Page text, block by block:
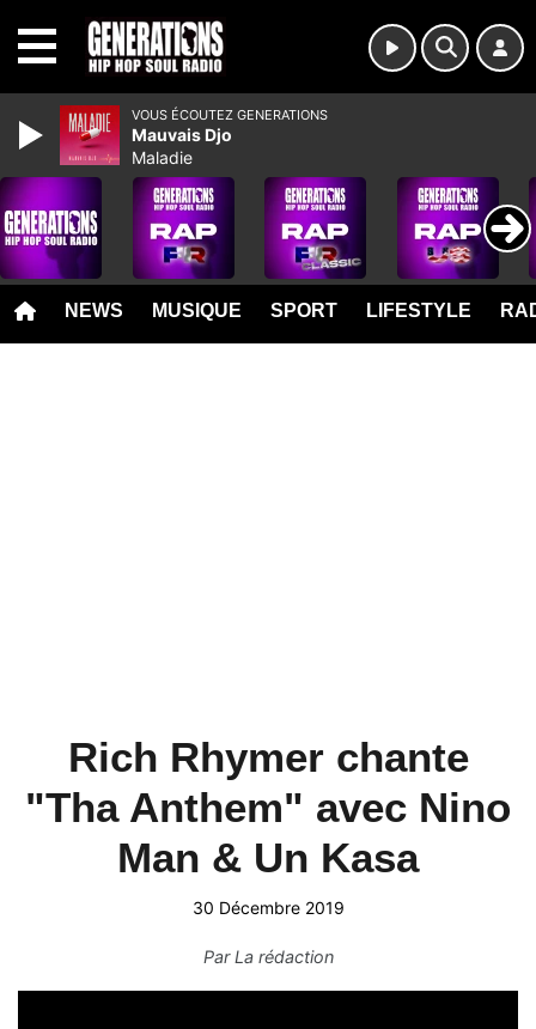
NEWS MUSIQUE SPORT LIFESTYLE
Rich Rhymer chante
"Tha Anthem" avec Nino
Man & Un Kasa
30 Décembre 2019
ParLa rédaction
VOUS ÉCOUTEZ GENERATIONS
Mauvais Djo
Maladie